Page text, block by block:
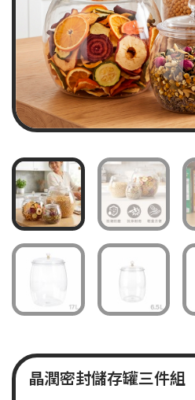
晶潤密封儲存罐三件組